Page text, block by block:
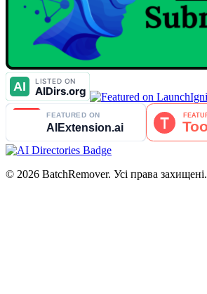
© 2026 BatchRemover. Усі права захищені.